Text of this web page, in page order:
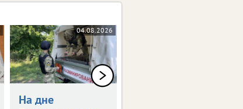
04.08.2026
На дне